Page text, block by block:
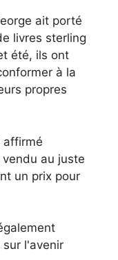
ait porté
livres sterling
été, ils ont
à la
propres
affirmé
au juste
un prix pour
l'avenir